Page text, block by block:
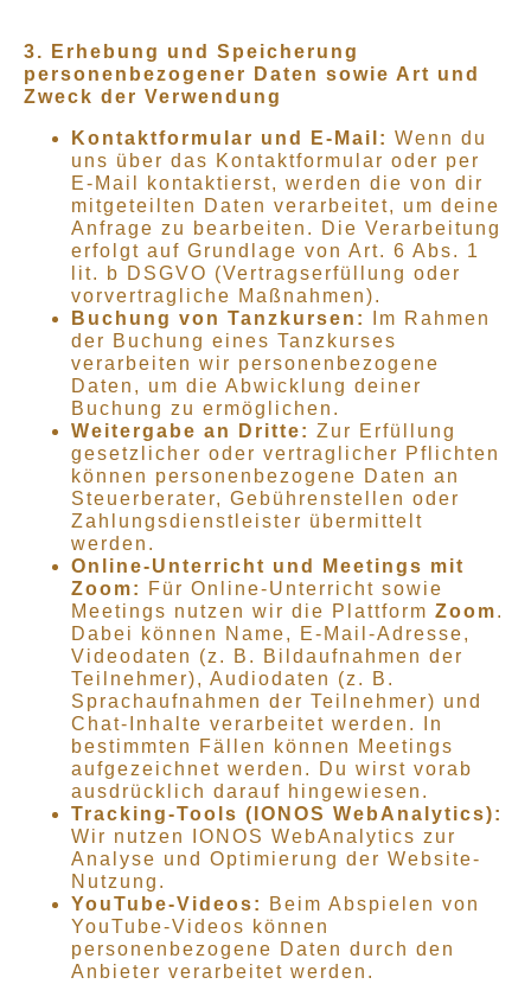
3. Erhebung und Speicherung
personenbezogener Daten sowie Art und
Zweck der Verwendung
Kontaktformular und E-Mail: Wenn du
uns über das Kontaktformular oder per
E-Mail kontaktierst, werden die von dir
mitgeteilten Daten verarbeitet, um deine
Anfrage zu bearbeiten. Die Verarbeitung
erfolgt auf Grundlage von Art. 6 Abs. 1
lit. b DSGVO (Vertragserfüllung oder
vorvertragliche Maßnahmen).
Buchung von Tanzkursen:
Im Rahmen
der Buchung eines Tanzkurses
verarbeiten wir personenbezogene
Daten, um die Abwicklung deiner
Buchung zu ermöglichen.
Weitergabe an Dritte: Zur Erfüllung
gesetzlicher oder vertraglicher Pflichten
können personenbezogene Daten an
Steuerberater, Gebührenstellen oder
Zahlungsdienstleister übermittelt
werden.
Online-Unterricht und Meetings mit
Zoom:
Für Online-Unterricht sowie
Meetings nutzen wir die Plattform Zoom.
Dabei können Name, E-Mail-Adresse,
Videodaten (z. B. Bildaufnahmen der
Teilnehmer), Audiodaten (z. B.
Sprachaufnahmen der Teilnehmer) und
Chat-Inhalte verarbeitet werden. In
bestimmten Fällen können Meetings
aufgezeichnet werden. Du wirst vorab
ausdrücklich darauf hingewiesen.
Tracking-Tools (IONOS WebAnalytics):
Wir nutzen IONOS WebAnalytics zur
Analyse und Optimierung der Website-
Nutzung.
YouTube-Videos:
Beim Abspielen von
YouTube-Videos können
personenbezogene Daten durch den
Anbieter verarbeitet werden.